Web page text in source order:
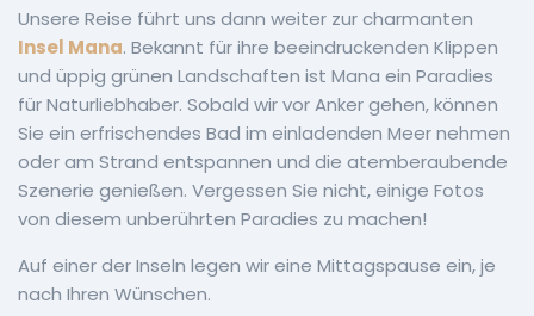
Unsere Reise führt uns dann weiter zur charmanten
Insel Mana. Bekannt für ihre beeindruckenden Klippen
und üppig grünen Landschaften ist Mana ein Paradies
für Naturliebhaber. Sobald wir vor Anker gehen, können
Sie ein erfrischendes Bad im einladenden Meer nehmen
oder am Strand entspannen und die atemberaubende
Szenerie genießen. Vergessen Sie nicht, einige Fotos
von diesem unberührten Paradies zu machen!
Auf einer der Inseln legen wir eine Mittagspause ein, je
nach Ihren Wünschen.